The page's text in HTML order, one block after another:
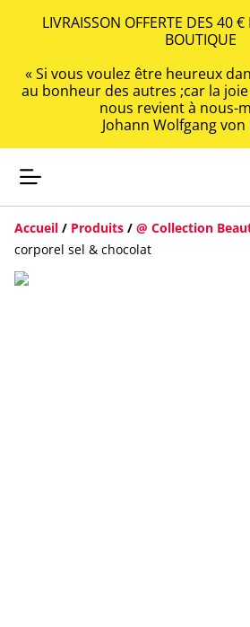
LIVRAISSON OFFERTE DES 40
BOUTIQUE
« Si vous voulez être heureux
au bonheur des autres ;car la
nous revient à nous-
Johann Wolfgang
Accueil / Produits / @ Collection
corporel sel & chocolat